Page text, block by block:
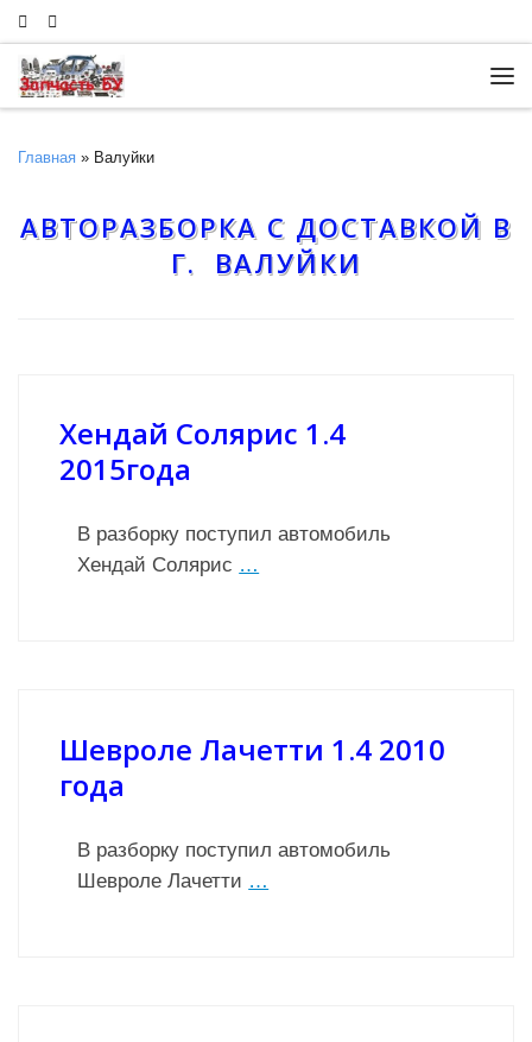
Skip to content
Главная » Валуйки
АВТОРАЗБОРКА С ДОСТАВКОЙ В
Г. ВАЛУЙКИ
Хендай Солярис 1.4
2015года
В разборку поступил автомобиль
Хендай Солярис …
Шевроле Лачетти 1.4 2010
года
В разборку поступил автомобиль
Шевроле Лачетти …